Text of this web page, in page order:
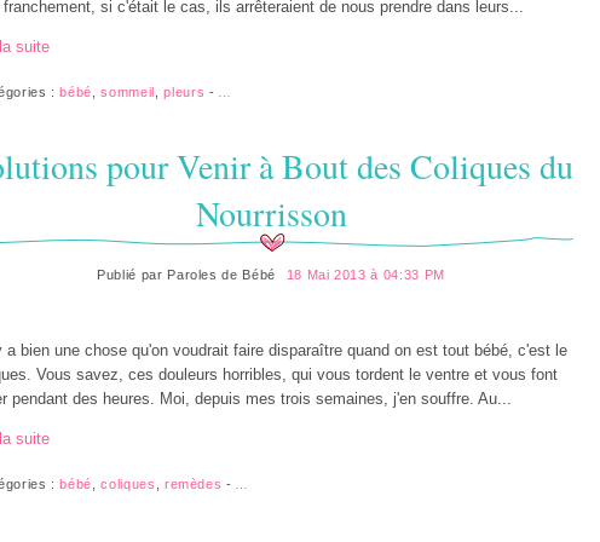
franchement, si c'était le cas, ils arrêteraient de nous prendre dans leurs...
suite
:bébé ,sommeil ,pleurs -
pour Venir à Bout des Coliques du
Nourrisson
Publié par Paroles de Bébé 18 Mai 2013 à 04:33 PM
a bien une chose qu'on voudrait faire disparaître quand on est tout bébé, c'est le
Vous savez, ces douleurs horribles, qui vous tordent le ventre et vous font
pendant des heures. Moi, depuis mes trois semaines, j'en souffre. Au...
suite
:bébé ,coliques remèdes -